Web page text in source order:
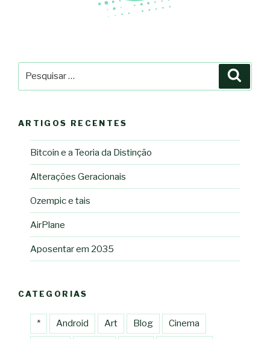
ARTIGOS RECENTES
Bitcoin e a Teoria da Distinção
Alterações Geracionais
Ozempic e tais
AirPlane
Aposentar em 2035
CATEGORIAS
* Android Art Blog Cinema